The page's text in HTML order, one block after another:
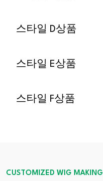
스타일 D상품
스타일 E상품
스타일 F상품
CUSTOMIZED WIG MAKING